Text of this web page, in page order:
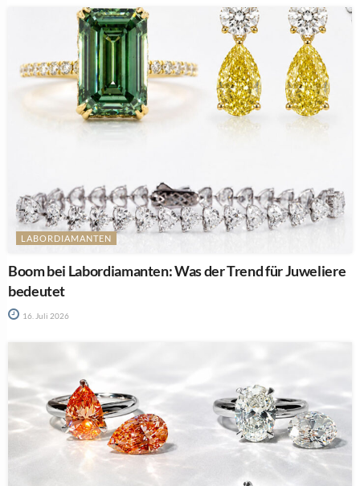
LABORDIAMANTEN
Boom bei Labordiamanten: Was der Trend für Juweliere
bedeutet
16. Juli 2026